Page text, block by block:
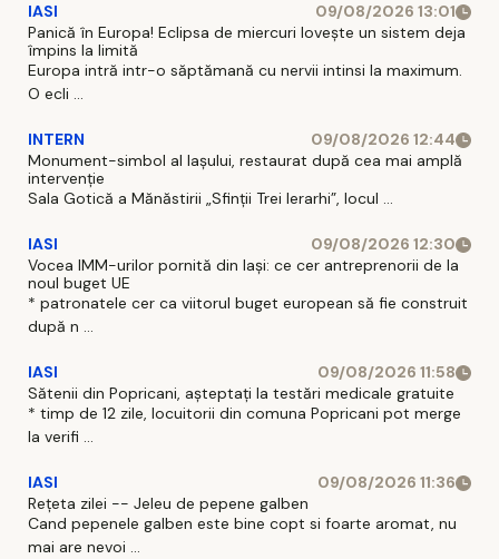
IASI
09/08/2026 13:01
Panică în Europa! Eclipsa de miercuri lovește un sistem deja
împins la limită
Europa intră intr-o săptămană cu nervii intinsi la maximum.
O ecli ...
INTERN
09/08/2026 12:44
Monument-simbol al Iaşului, restaurat după cea mai amplă
intervenţie
Sala Gotică a Mănăstirii „Sfinţii Trei Ierarhi”, locul ...
IASI
09/08/2026 12:30
Vocea IMM-urilor pornită din Iași: ce cer antreprenorii de la
noul buget UE
* patronatele cer ca viitorul buget european să fie construit
după n ...
IASI
09/08/2026 11:58
Sătenii din Popricani, așteptați la testări medicale gratuite
* timp de 12 zile, locuitorii din comuna Popricani pot merge
la verifi ...
IASI
09/08/2026 11:36
Rețeta zilei -- Jeleu de pepene galben
Cand pepenele galben este bine copt si foarte aromat, nu
mai are nevoi ...